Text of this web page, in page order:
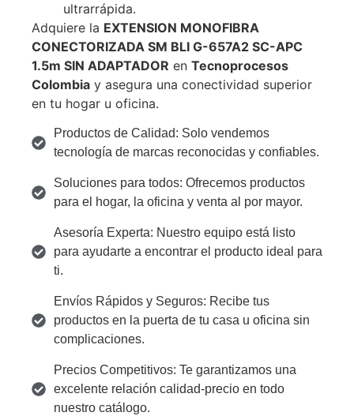
ultrarrápida.
Adquiere la EXTENSION MONOFIBRA
CONECTORIZADA SM BLI G-657A2 SC-APC
1.5m SIN ADAPTADOR en Tecnoprocesos
Colombia y asegura una conectividad superior
en tu hogar u oficina.
Productos de Calidad: Solo vendemos
tecnología de marcas reconocidas y confiables.
Soluciones para todos: Ofrecemos productos
para el hogar, la oficina y venta al por mayor.
Asesoría Experta: Nuestro equipo está listo
para ayudarte a encontrar el producto ideal para
ti.
Envíos Rápidos y Seguros: Recibe tus
productos en la puerta de tu casa u oficina sin
complicaciones.
Precios Competitivos: Te garantizamos una
excelente relación calidad-precio en todo
nuestro catálogo.